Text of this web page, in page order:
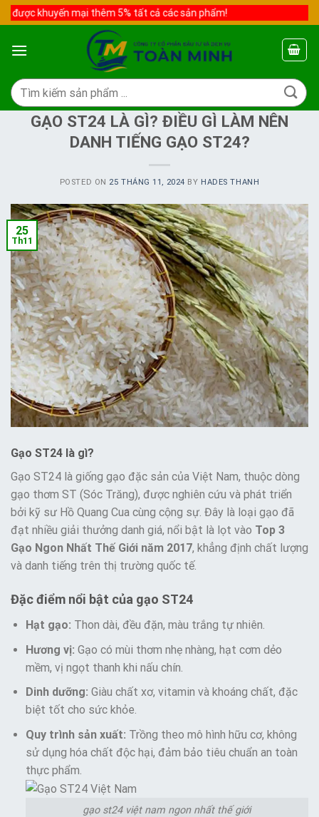
Skip
to
content
khuyến mại thêm 5% tất cả các sản phẩm!
Tìm
kiếm:
GẠO ST24 LÀ GÌ? ĐIỀU GÌ LÀM NÊN
DANH TIẾNG GẠO ST24?
POSTED ON 25 THÁNG 11, 2024 BY HADES THANH
25
Th11
Gạo ST24 là gì?
Gạo ST24 là giống gạo đặc sản của Việt Nam, thuộc dòng
gạo thơm ST (Sóc Trăng), được nghiên cứu và phát triển
bởi kỹ sư Hồ Quang Cua cùng cộng sự. Đây là loại gạo đã
đạt nhiều giải thưởng danh giá, nổi bật là lọt vào Top 3
Gạo Ngon Nhất Thế Giới năm 2017, khẳng định chất lượng
và danh tiếng trên thị trường quốc tế.
Đặc điểm nổi bật của gạo ST24
Hạt gạo: Thon dài, đều đặn, màu trắng tự nhiên.
Hương vị: Gạo có mùi thơm nhẹ nhàng, hạt cơm dẻo
mềm, vị ngọt thanh khi nấu chín.
Dinh dưỡng: Giàu chất xơ, vitamin và khoáng chất, đặc
biệt tốt cho sức khỏe.
Quy trình sản xuất: Trồng theo mô hình hữu cơ, không
sử dụng hóa chất độc hại, đảm bảo tiêu chuẩn an toàn
thực phẩm.
gạo st24 việt nam ngon nhất thế giới